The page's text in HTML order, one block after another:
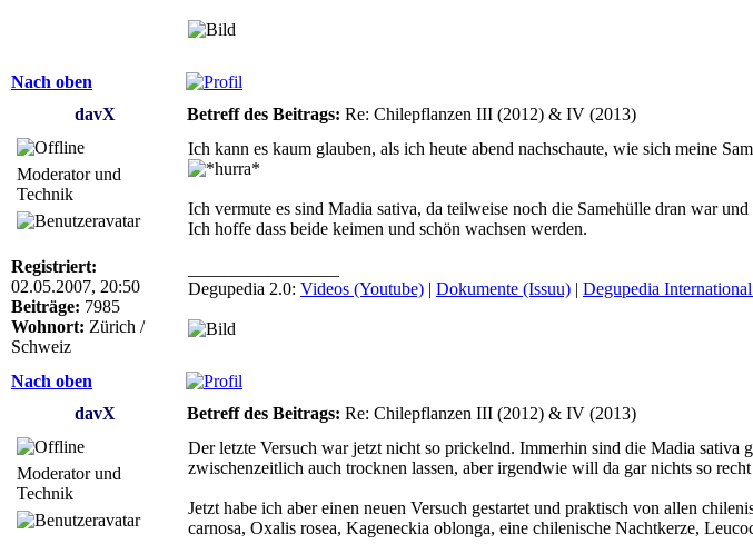
Nach oben
davX
Betreff des Beitrags: Re: Chilepflanzen III (2012) & IV (2013)
Moderator und
Technik
Registriert:
02.05.2007, 20:50
Beiträge: 7985
Wohnort: Zürich /
Schweiz
Ich kann es kaum glauben, als ich heute abend nachschaute, wie sich meine
Ich vermute es sind Madia sativa, da teilweise noch die Samehülle dran war
Ich hoffe dass beide keimen und schön wachsen werden.
Degupedia 2.0: Videos (Youtube) | Dokumente (Issuu) | Degupedia
Nach oben
davX
Betreff des Beitrags: Re: Chilepflanzen III (2012) & IV (2013)
Moderator und
Technik
Der letzte Versuch war jetzt nicht so prickelnd. Immerhin sind die Madia
zwischenzeitlich auch trocknen lassen, aber irgendwie will da gar nichts so
Jetzt habe ich aber einen neuen Versuch gestartet und praktisch von allen
carnosa, Oxalis rosea, Kageneckia oblonga, eine chilenische Nachtkerze,